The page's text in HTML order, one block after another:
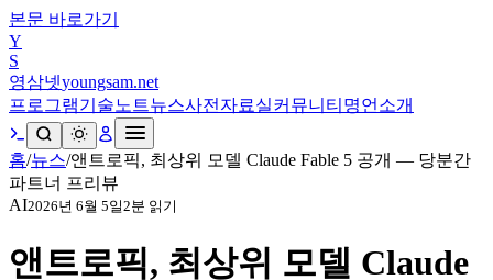
본문 바로가기
Y
S
영삼넷youngsam.net
프로그램기술노트뉴스사전 자료실커뮤니티 명언 소개
홈/뉴스/앤트로픽, 최상위 모델 Claude Fable 5 공개 — 당분간
파트너 프리뷰
AI2026년 6월 5일2분 읽기
앤트로픽, 최상위 모델 Claude